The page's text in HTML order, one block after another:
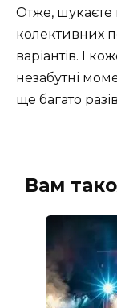
Отже, шукаєте
колективних
варіантів. І
незабутні
ще багато
Вам